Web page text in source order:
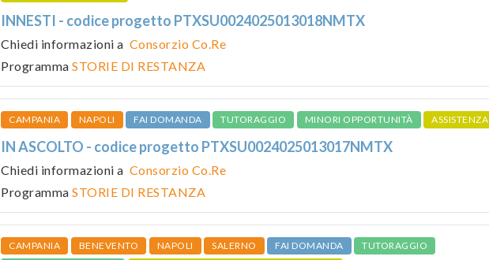
INNESTI - codice progetto PTXSU0024025013018NMTX
Chiedi informazioni a Consorzio Co.Re
Programma STORIE DI RESTANZA
CAMPANIA NAPOLI FAI DOMANDA TUTORAGGIO MINORI OPPORTUNITÀ ASSISTENZA
IN ASCOLTO - codice progetto PTXSU0024025013017NMTX
Chiedi informazioni a Consorzio Co.Re
Programma STORIE DI RESTANZA
CAMPANIA BENEVENTO NAPOLI SALERNO FAI DOMANDA
TUTORAGGIO